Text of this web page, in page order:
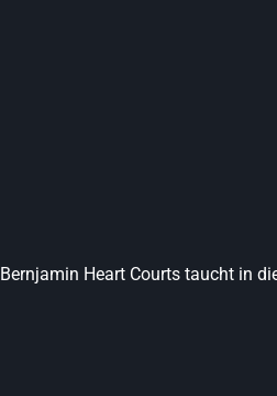
Bernjamin Heart Courts taucht in